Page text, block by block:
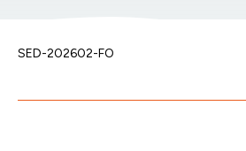
SED-202602-FO